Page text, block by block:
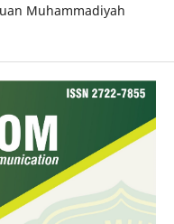
Muhammadiyah